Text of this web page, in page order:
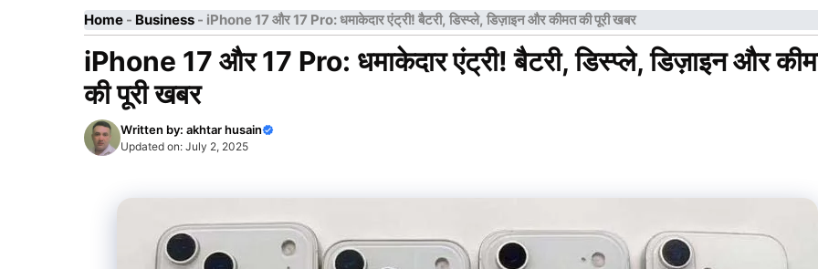
Home - Business - iPhone 17 और 17 Pro: धमाकेदार एंट्री! बैटरी, डिस्प्ले, डिज़ाइन और कीमत की पूरी खबर
iPhone 17 और 17 Pro: धमाकेदार एंट्री! बैटरी, डिस्प्ले, डिज़ाइन और
की पूरी खबर
Written by: akhtar husain
Updated on: July 2, 2025